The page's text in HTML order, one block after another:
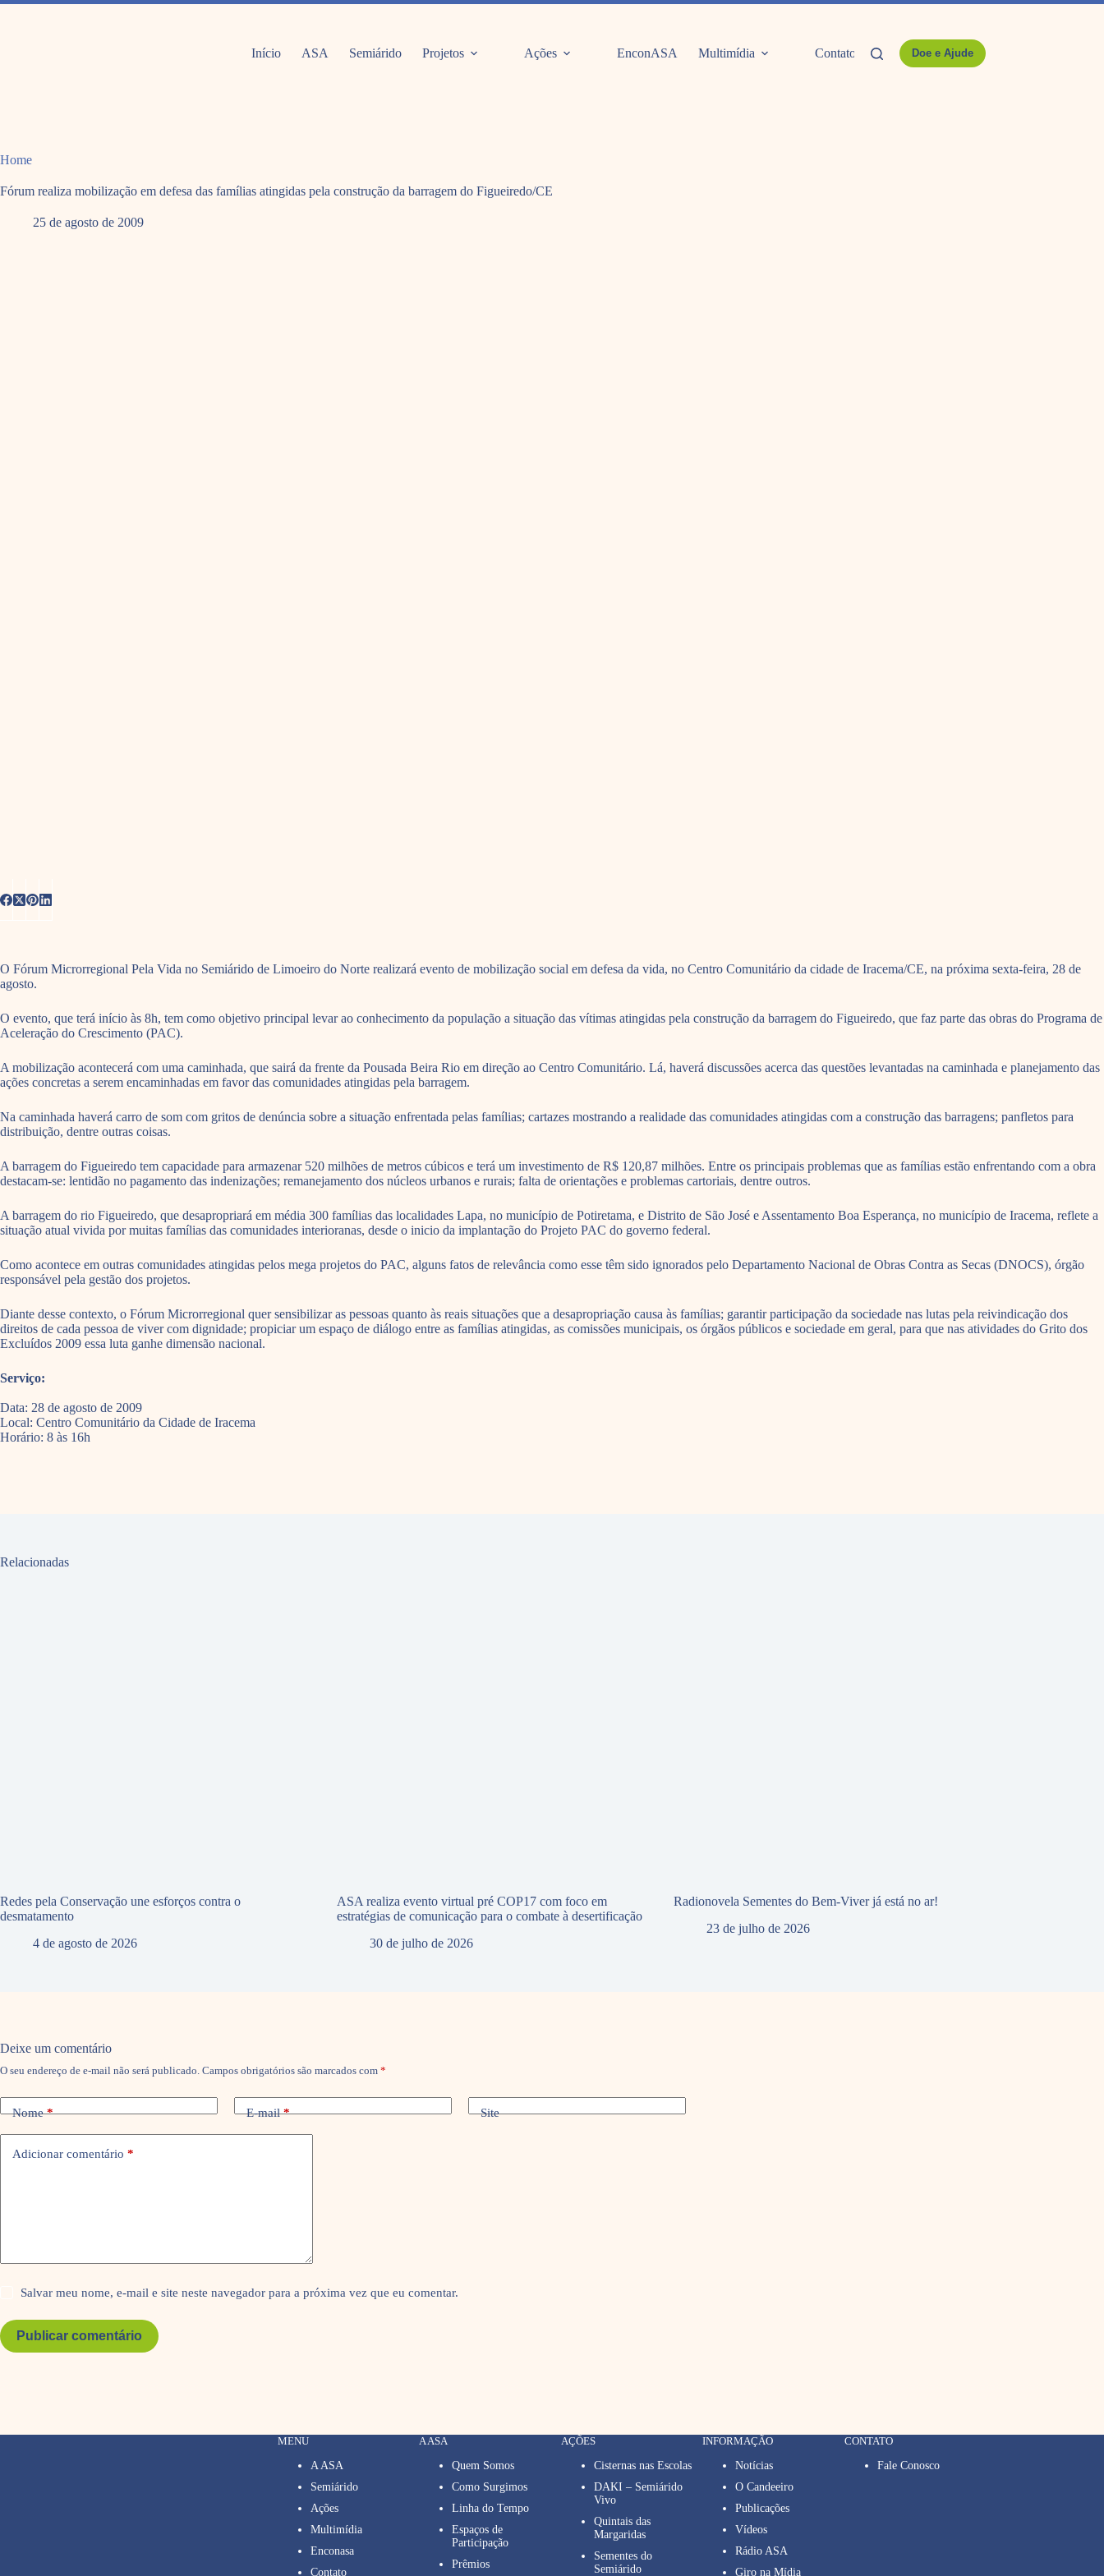
Pular
Início ASA Semiárido Projetos Ações EnconASA Multimídia Contato Doe e Ajude
Home
Fórum realiza mobilização em defesa das famílias atingidas pela construção da barragem do Figueiredo/CE
25 de agosto de 2009
O Fórum Microrregional Pela Vida no Semiárido de Limoeiro do Norte realizará evento de mobilização social em defesa da vida, no Centro Comunitário da cidade de Iracema/CE, na próxima sexta-feira, 28 de
agosto.
O evento, que terá início às 8h, tem como objetivo principal levar ao conhecimento da população a situação das vítimas atingidas pela construção da barragem do Figueiredo, que faz parte das obras do Programa de
Aceleração do Crescimento (PAC).
A mobilização acontecerá com uma caminhada, que sairá da frente da Pousada Beira Rio em direção ao Centro Comunitário. Lá, haverá discussões acerca das questões levantadas na caminhada e planejamento das
ações concretas a serem encaminhadas em favor das comunidades atingidas pela barragem.
Na caminhada haverá carro de som com gritos de denúncia sobre a situação enfrentada pelas famílias; cartazes mostrando a realidade das comunidades atingidas com a construção das barragens; panfletos para
distribuição, dentre outras coisas.
A barragem do Figueiredo tem capacidade para armazenar 520 milhões de metros cúbicos e terá um investimento de R$ 120,87 milhões. Entre os principais problemas que as famílias estão enfrentando com a obra
destacam-se: lentidão no pagamento das indenizações; remanejamento dos núcleos urbanos e rurais; falta de orientações e problemas cartoriais, dentre outros.
A barragem do rio Figueiredo, que desapropriará em média 300 famílias das localidades Lapa, no município de Potiretama, e Distrito de São José e Assentamento Boa Esperança, no município de Iracema, reflete a
situação atual vivida por muitas famílias das comunidades interioranas, desde o inicio da implantação do Projeto PAC do governo federal.
Como acontece em outras comunidades atingidas pelos mega projetos do PAC, alguns fatos de relevância como esse têm sido ignorados pelo Departamento Nacional de Obras Contra as Secas (DNOCS), órgão
responsável pela gestão dos projetos.
Diante desse contexto, o Fórum Microrregional quer sensibilizar as pessoas quanto às reais situações que a desapropriação causa às famílias; garantir participação da sociedade nas lutas pela reivindicação dos
direitos de cada pessoa de viver com dignidade; propiciar um espaço de diálogo entre as famílias atingidas, as comissões municipais, os órgãos públicos e sociedade em geral, para que nas atividades do Grito dos
Excluídos 2009 essa luta ganhe dimensão nacional.
Serviço:
Data: 28 de agosto de 2009
Local: Centro Comunitário da Cidade de Iracema
Horário: 8 às 16h
Relacionadas
Redes pela Conservação une esforços contra o
desmatamento
4 de agosto de 2026
ASA realiza evento virtual pré COP17 com foco em
estratégias de comunicação para o combate à desertificação
30 de julho de 2026
Radionovela Sementes do Bem-Viver já está no ar!
23 de julho de 2026
Deixe um comentário
O seu endereço de e-mail não será publicado. Campos obrigatórios são marcados com *
Nome* E-mail* Site
Adicionar comentário *
Salvar meu nome, e-mail e site neste navegador para a próxima vez que eu comentar.
Publicar comentário
MENU
A ASA
Semiárido
Ações
Multimídia
Enconasa
Contato
A ASA
Quem Somos
Como Surgimos
Linha do Tempo
Espaços de
Participação
Prêmios
AÇÕES
Cisternas nas Escolas
DAKI – Semiárido
Vivo
Quintais das
Margaridas
Sementes do
Semiárido
INFORMAÇÃO
Notícias
O Candeeiro
Publicações
Vídeos
Rádio ASA
Giro na Mídia
CONTATO
Fale Conosco